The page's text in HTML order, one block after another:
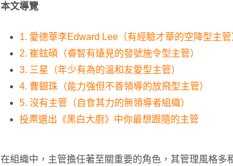
本文導覽
1. 愛德華李Edward Lee（有經驗才華的空降型主管
2. 崔鉉碩（睿智有遠見的發號施令型主管）
3. 三星（年少有為的溫和友愛型主管）
4. 曹銀珠（能力強但不善領導的放飛型主管）
5. 沒有主管（自食其力的無領導者組織）
投票選出《黑白大廚》中你最想跟隨的主管
在組織中，主管擔任著至關重要的角色，其管理風格多